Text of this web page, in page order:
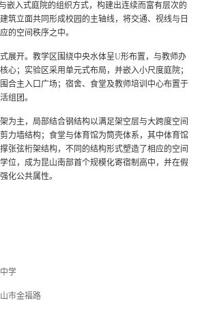
嵌入式庭院的组织方式，构建出连续而富有层次的
筑立面共同形成校园的主轴线，将交通、视线与日
的空间秩序之中。
展开。教学区围绕中央水体呈U形布置，与教师办
心；实验区采用单元式布局，并嵌入小尺度庭院；
合主入口广场；宿舍、食堂及教师培训中心布置于
组团。
为主，局部结合钢结构以满足架空层与大跨度空间
力墙结构；食堂与体育馆为筒壳体系，其中体育馆
张弦桁架结构，不同的结构形式塑造了相应的空间
位，成为昆山南部首个规模化寄宿制高中，并在假
化公共属性。
学
市金福路